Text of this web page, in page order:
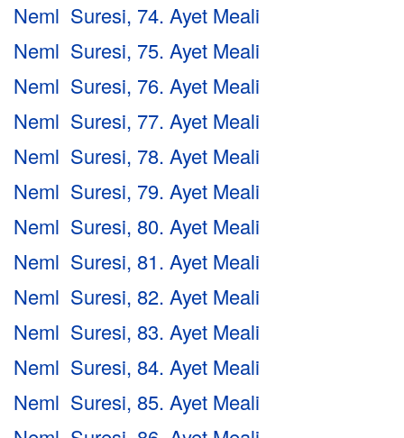
Neml Suresi, 74. Ayet Meali
Neml Suresi, 75. Ayet Meali
Neml Suresi, 76. Ayet Meali
Neml Suresi, 77. Ayet Meali
Neml Suresi, 78. Ayet Meali
Neml Suresi, 79. Ayet Meali
Neml Suresi, 80. Ayet Meali
Neml Suresi, 81. Ayet Meali
Neml Suresi, 82. Ayet Meali
Neml Suresi, 83. Ayet Meali
Neml Suresi, 84. Ayet Meali
Neml Suresi, 85. Ayet Meali